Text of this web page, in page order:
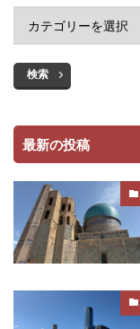
検索
最新の投稿